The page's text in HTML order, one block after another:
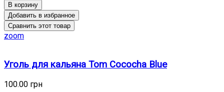
В корзину
Добавить в избранное
Сравнить этот товар
zoom
Уголь для кальяна Tom Cococha Blue
100.00 грн